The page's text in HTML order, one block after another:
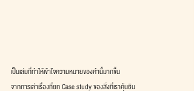
เป็นเล่มที่ทำให้เข้าใจความหมายของคำนี้มากขึ้น
จากการเล่าเรื่องที่ยก Case study ของสิ่งที่เราคุ้นชิน